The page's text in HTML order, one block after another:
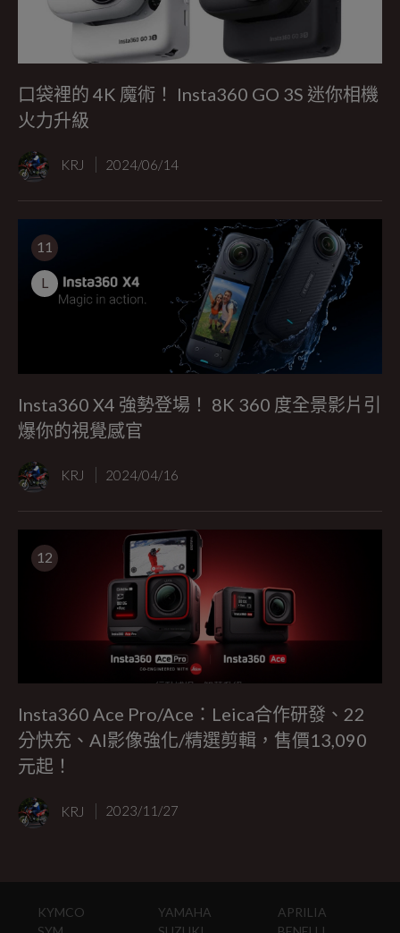
口袋裡的 4K 魔術！ Insta360 GO 3S 迷你相機
火力升級
KRJ 2024/06/14
11
L
Insta360 X4 強勢登場！ 8K 360 度全景影片引
爆你的視覺感官
KRJ 2024/04/16
12
Insta360 Ace Pro/Ace：Leica合作研發、22
分快充、AI影像強化/精選剪輯，售價13,090
元起！
KRJ 2023/11/27
KYMCO
YAMAHA
APRILIA